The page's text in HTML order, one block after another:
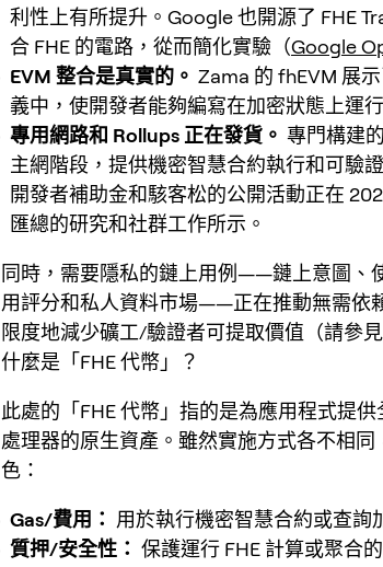
利性上有所提升。Google 也開源了 FHE
合 FHE 的電路，從而簡化實驗（Google
EVM 整合是真實的。 Zama 的 fhEVM 展
義中，使開發者能夠編寫在加密狀態上運
專用網路和 Rollups 正在發貨。 專門構建
主網階段，提供機密智慧合約執行和可驗
開發者補助金和駭客松的公開活動正在
匯總的研究和社群工作所示。
同時，需要隱私的鏈上用例——鏈上意圖、
用評分和私人資料市場——正在推動無需依
限度地減少礦工/驗證者可提取價值（請參
什麼是「FHE 代幣」？
此處的「FHE 代幣」指的是為應用程式提
處理器的原生資產。雖然實施方式各不相
色：
Gas/費用： 用於執行機密智慧合約或查詢
質押/安全性： 保護運行 FHE 計算或聚合